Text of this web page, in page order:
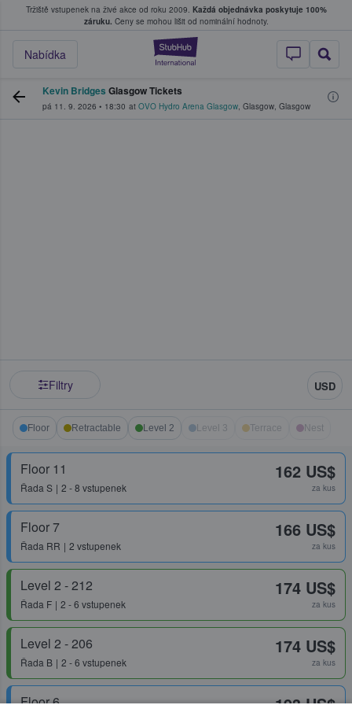
Tržiště vstupenek na živé akce od roku 2009. Každá objednávka poskytuje 100%
záruku. Ceny se mohou lišit od nominální hodnoty.
StubHub –
Nabídka
kde fanoušci kupují a prodávají vstupenky
Kevin Bridges Glasgow Tickets
pá 11. 9. 2026 • 18:30 at OVO Hydro Arena Glasgow, Glasgow, Glasgow
Filtry USD
Floor Retractable Level 2 Level 3 Terrace Nest
Floor 11
Řada S 2 - 8 vstupenek
162 US$
za kus
Floor 7
Řada RR 2 vstupenek
166 US$
za kus
Level 2 - 212
Řada F 2 - 6 vstupenek
174 US$
za kus
Level 2 - 206
Řada B 2 - 6 vstupenek
174 US$
za kus